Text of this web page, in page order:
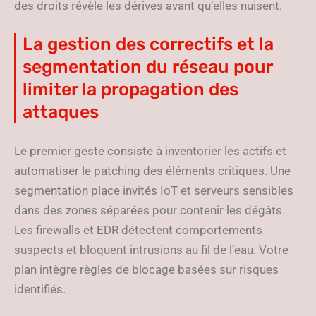
des droits révèle les dérives avant qu’elles nuisent.
La gestion des correctifs et la
segmentation du réseau pour
limiter la propagation des
attaques
Le premier geste consiste à inventorier les actifs et
automatiser le patching des éléments critiques. Une
segmentation place invités IoT et serveurs sensibles
dans des zones séparées pour contenir les dégâts.
Les firewalls et EDR détectent comportements
suspects et bloquent intrusions au fil de l’eau. Votre
plan intègre règles de blocage basées sur risques
identifiés.